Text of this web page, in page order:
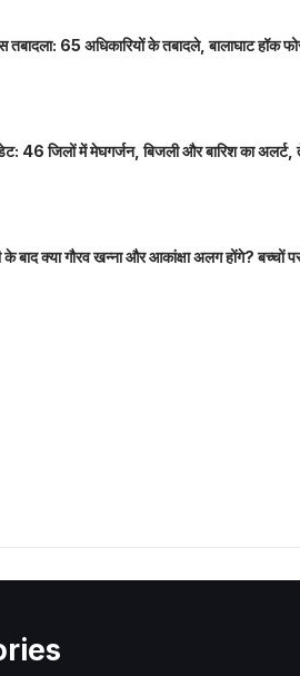
तबादला: 65 अधिकारियों के तबादले, बालाघाट हॉक
46 जिलों में मेघगर्जन, बिजली और बारिश का अलर्ट,
के बाद क्या गौरव खन्ना और आकांक्षा अलग होंगे? बच्चों